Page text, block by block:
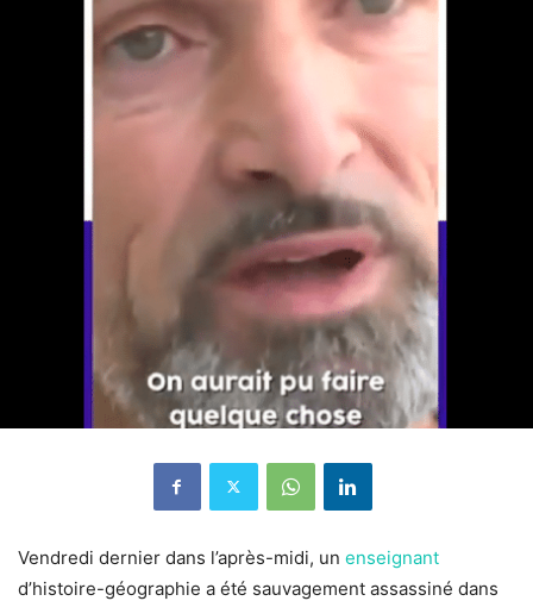
Vendredi dernier dans l’après-midi, un enseignant
d’histoire-géographie a été sauvagement assassiné dans